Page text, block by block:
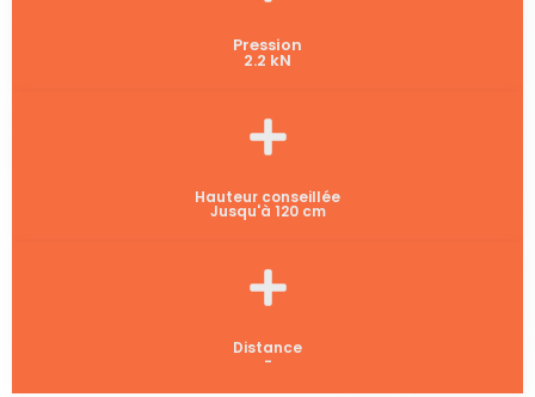
Pression
2.2 kN
Hauteur conseillée
Jusqu'à 120 cm
Distance
-